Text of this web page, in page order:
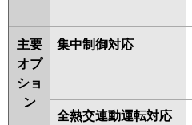
主要
オプ
ショ
ン
集中制御対応
全熱交連動運転対応